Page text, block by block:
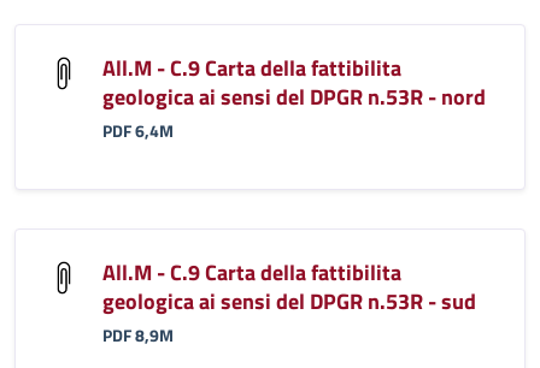
All.M - C.9 Carta della fattibilita
geologica ai sensi del DPGR n.53R - nord
PDF 6,4M
All.M - C.9 Carta della fattibilita
geologica ai sensi del DPGR n.53R - sud
PDF 8,9M